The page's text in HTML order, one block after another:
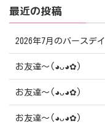
最近の投稿
2026年7月のバースデイ
お友達〜(⁠◕⁠ᴗ⁠◕⁠✿⁠)
お友達〜(⁠◕⁠ᴗ⁠◕⁠✿⁠)
お友達〜(⁠◕⁠ᴗ⁠◕⁠✿⁠)